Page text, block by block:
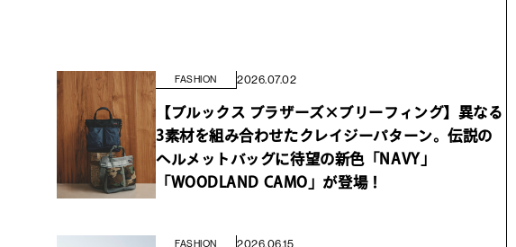
FASHION 2026.07.02
【ブルックス ブラザーズ×ブリーフィング】異なる
3素材を組み合わせたクレイジーパターン。伝説の
ヘルメットバッグに待望の新色「NAVY」
「WOODLAND CAMO」が登場！
FASHION 2026.06.15